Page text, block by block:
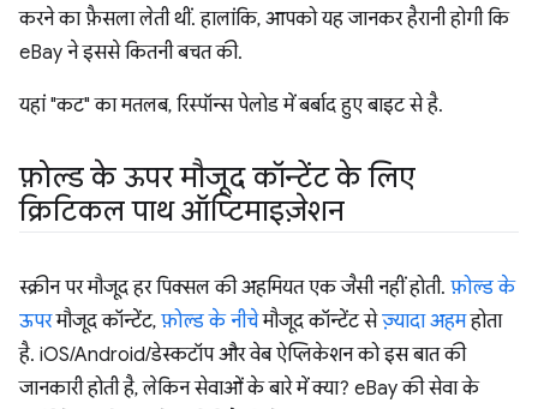
करने का फ़ैसला लेती थीं. हालांकि, आपको यह जानकर हैरानी होगी कि
eBay ने इससे कितनी बचत की.
यहां "कट" का मतलब, रिस्पॉन्स पेलोड में बर्बाद हुए बाइट से है.
फ़ोल्ड के ऊपर मौजूद कॉन्टेंट के लिए
क्रिटिकल पाथ ऑप्टिमाइज़ेशन
स्क्रीन पर मौजूद हर पिक्सल की अहमियत एक जैसी नहीं होती. फ़ोल्ड के
ऊपरमौजूद कॉन्टेंट, फ़ोल्ड के नीचेमौजूद कॉन्टेंट सेज़्यादा अहमहोता
है. iOS/Android/डेस्कटॉप और वेब ऐप्लिकेशन को इस बात की
जानकारी होती है, लेकिन सेवाओं के बारे में क्या? eBay की सेवा के